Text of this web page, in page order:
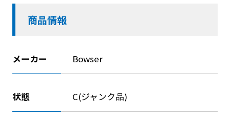
商品情報
メーカー Bowser
状態 C(ジャンク品)